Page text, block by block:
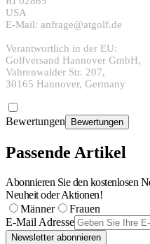
USA
E-Mail: anfrage@atgolf.de
Verantwortlich in der EU:
Golfversand Hannover GmbH,
Vahrenwalder Str. 207,
30165 Hannover, Germany
Bewertungen Bewertungen
Passende Artikel
Abonnieren Sie den kostenlosen
Neuheit oder Aktionen!
Männer
Frauen
E-Mail Adresse
Newsletter abonnieren